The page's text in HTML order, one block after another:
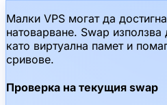
Малки VPS могат да
натоварване. Swap
като виртуална памет и
сривове.
Проверка на текущия swap